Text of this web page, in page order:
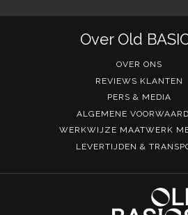
Over Old
OVER ONS
REVIEWS KLANTEN
PERS & MEDIA
ALGEMENE
WERKWIJZE MAATWERK
LEVERTIJDEN &